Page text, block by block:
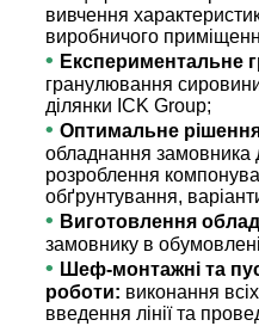
вивчення
виробничого
• Експериментальне
гранулювання
ділянки ICK Group;
• Оптимальне
обладнання замовника
розроблення
обґрунтування,
• Виготовлення
замовнику в
• Шеф-монтажні та
роботи: виконання
введення лінії та